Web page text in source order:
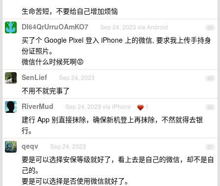
生命苦短，不要给自己增加烦恼
24
DI64QrUrruOAmKO7 Sep 24, 2023 via Android
买了个 Google Pixel 登入 iPhone 上的微信, 要求我上传手持身
份证照片。
微信什么时候死啊😡
25
SenLief Sep 24, 2023
不用不就完事了
26
RiverMud Sep 24, 2023 via iPhone 1
建行 App 别直接抹除，确保新机登上再抹除，不然就得去银
行。
27
qeqv Sep 24, 2023
要是可以选择安保等级就好了，看上去是自己的微信，却不是自
己的。
要是可以选择是否使用微信就好了。